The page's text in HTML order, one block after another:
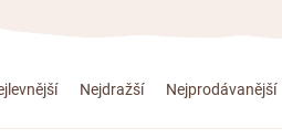
Nejdražší Nejprodávanější